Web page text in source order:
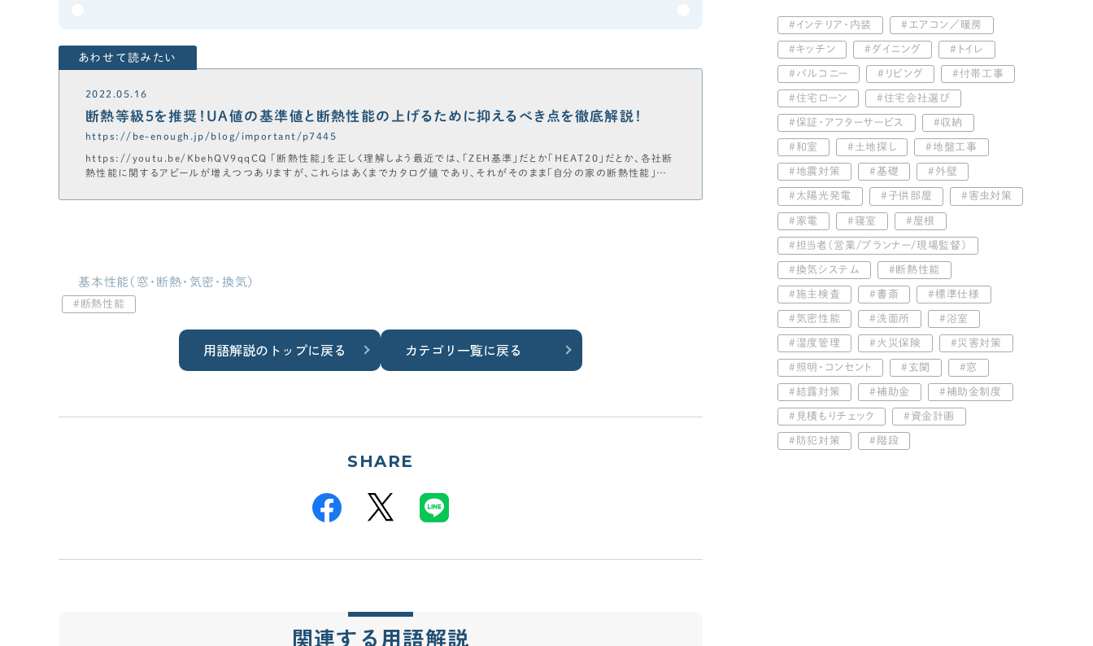
2022.05.16
断熱等級5を推奨！UA値の基準値と断熱性能の上げるために抑えるべき点を徹底解説！
https://be-enough.jp/blog/important/p7445
https://youtu.be/KbehQV9qqCQ 「断熱性能」を正しく理解しよう最近では、「ZEH基準」だとか「HEAT20」だとか、各社断
熱性能に関するアピールが増えつつありますが、これらはあくまでカタログ値であり、それがそのまま「自分の家の断熱性能」に
解しておく必要があります。 そもそもUA値・断熱等級・ZEHって何？ 断熱等級・UA値の推奨水準は？ 断熱性能を担保する際、ど
基本性能（窓・断熱・気密・換気）
断熱性能
用語解説のトップに戻る カテゴリ一覧に戻る
SHARE
関連する用語解説
インテリア・内装 エアコン／暖房
キッチン ダイニング トイレ
バルコニー リビング 付帯工事
住宅ローン 住宅会社選び
保証・アフターサービス 収納
和室 土地探し 地盤工事
地震対策 基礎 外壁
太陽光発電 子供部屋 害虫対策
家電 寝室 屋根
担当者（営業/プランナー/現場監督）
換気システム 断熱性能
施主検査 書斎 標準仕様
気密性能 洗面所 浴室
湿度管理 火災保険 災害対策
照明・コンセント 玄関 窓
結露対策 補助金 補助金制度
見積もりチェック 資金計画
防犯対策 階段